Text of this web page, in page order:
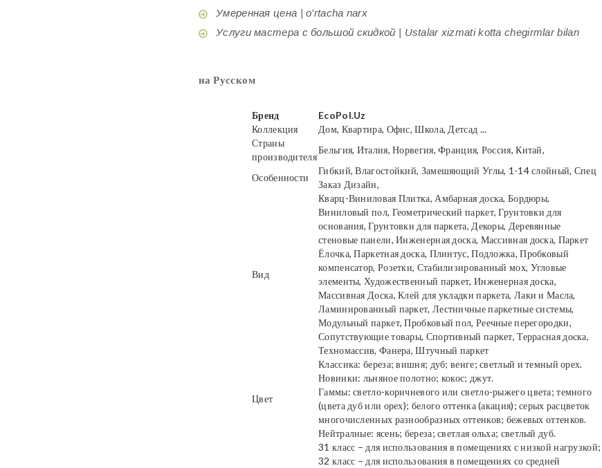
Умеренная цена | o'rtacha narx
Услуги мастера с большой скидкой | Ustalar xizmati kotta chegirmlar bilan
на Русском
Бренд EcoPol.Uz
Коллекция
Дом, Квартира, Офис, Школа, Детсад ...
Страны
производителя
Бельгия, Италия, Норвегия, Франция, Россия, Китай,
Особенности
Гибкий, Влагостойкий, Замешяющий Углы, 1-14 слойный, Спец
Заказ Дизайн,
Вид
Кварц-Виниловая Плитка, Амбарная доска, Бордюры,
Виниловый пол, Геометрический паркет, Грунтовки для
основания, Грунтовки для паркета, Декоры, Деревянные
стеновые панели, Инженерная доска, Массивная доска, Паркет
Ёлочка, Паркетная доска, Плинтус, Подложка, Пробковый
компенсатор, Розетки, Стабилизированный мох, Угловые
элементы, Художественный паркет, Инженерная доска,
Массивная Доска, Клей для укладки паркета, Лаки и Масла,
Ламинированный паркет, Лестничные паркетные системы,
Модульный паркет, Пробковый пол, Реечные перегородки,
Сопутствующие товары, Спортивный паркет, Террасная доска,
Техномассив, Фанера, Штучный паркет
Цвет
Классика: береза; вишня; дуб; венге; светлый и темный орех.
Новинки: льняное полотно; кокос; джут.
Гаммы: светло-коричневого или светло-рыжего цвета; темного
(цвета дуб или орех); белого оттенка (акация); серых расцветок
многочисленных разнообразных оттенков; бежевых оттенков.
Нейтралные: ясень; береза; светлая ольха; светлый дуб.
31 класс – для использования в помещениях с низкой нагрузкой;
32 класс – для использования в помещениях со средней